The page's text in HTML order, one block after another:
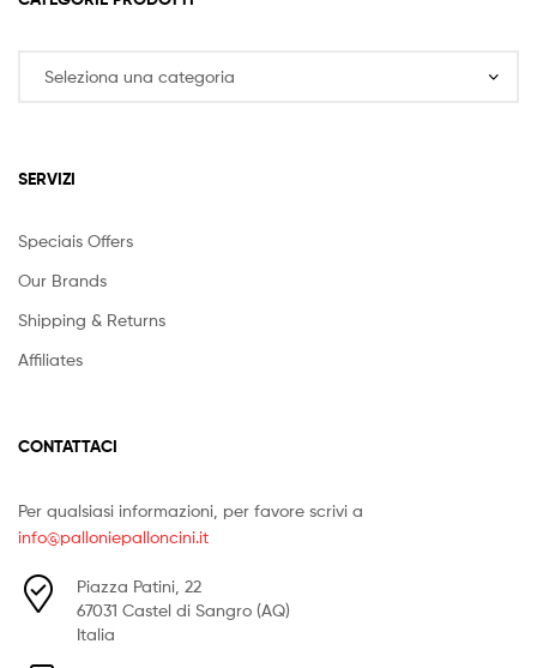
SERVIZI
Speciais Offers
Our Brands
Shipping & Returns
Affiliates
CONTATTACI
Per qualsiasi informazioni, per favore scrivi a
info@palloniepalloncini.it
Piazza Patini, 22
67031 Castel di Sangro (AQ)
Italia